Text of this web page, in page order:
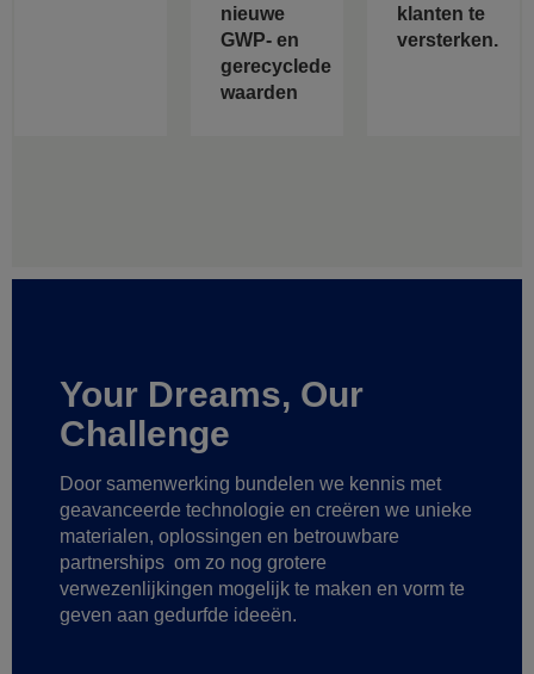
nieuwe
GWP- en
gerecyclede
waarden
klanten te
versterken.
Your Dreams, Our
Challenge
Door samenwerking bundelen we kennis met
geavanceerde technologie en creëren we unieke
materialen, oplossingen en betrouwbare
partnerships om zo nog grotere
verwezenlijkingen mogelijk te maken en vorm te
geven aan gedurfde ideeën.